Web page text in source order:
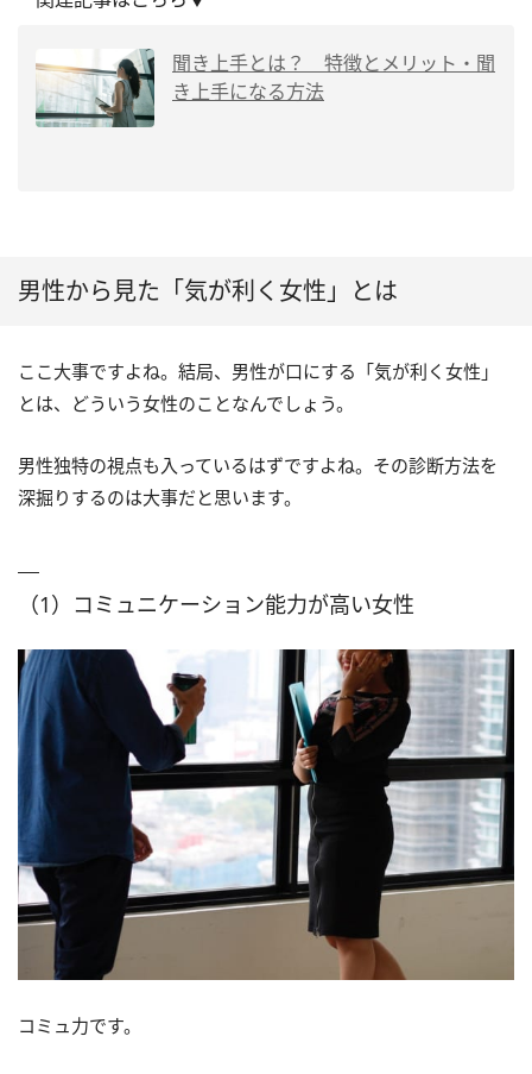
聞き上手とは？ 特徴とメリット・聞
き上手になる方法
男性から見た「気が利く女性」とは
ここ大事ですよね。結局、男性が口にする「気が利く女性」
とは、どういう女性のことなんでしょう。
男性独特の視点も入っているはずですよね。その診断方法を
深掘りするのは大事だと思います。
（1）コミュニケーション能力が高い女性
コミュ力です。